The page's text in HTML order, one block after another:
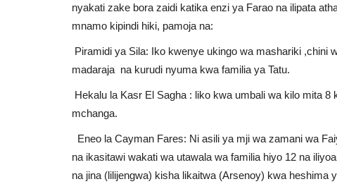
nyakati zake bora zaidi katika enzi ya Farao na ilipata
mnamo kipindi hiki, pamoja na:
Piramidi ya Sila: Iko kwenye ukingo wa mashariki ,chini
madaraja na kurudi nyuma kwa familia ya Tatu.
Hekalu la Kasr El Sagha : liko kwa umbali wa kilo mita
mchanga.
Eneo la Cayman Fares: Ni asili ya mji wa zamani wa
na ikasitawi wakati wa utawala wa familia hiyo 12 na
na jina (lilijengwa) kisha likaitwa (Arsenoy) kwa